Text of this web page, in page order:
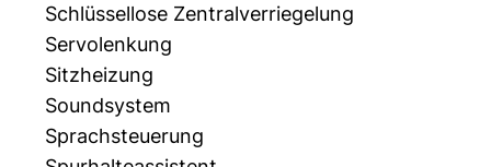
Schlüssellose Zentralverriegelung
Servolenkung
Sitzheizung
Soundsystem
Sprachsteuerung